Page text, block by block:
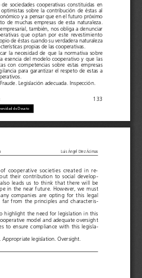
de  sociedades  cooperativas  constituidas  en
sobre  la  contribución  de  éstas  al
y a pensar que en el futuro próximo
de  muchas  empresas  de  esta  naturaleza.
también, nos obliga a denunciar
que  optan  por  este  revestimiento
de éstas cuando su verdadera naturaleza
propias de las cooperativas.
la  necesidad  de  que  la  normativa  sobre
esencia  del  modelo  cooperativo  y  que  las
con  competencias  sobre  estas  empresas
para garantizar el respeto de estas a
Legislación adecuada. Inspección.
de Deusto
133
Luis Ángel Díez Ácimas
cooperative  societies  created  in  re-
their  contribution  to  social  develop-
leads  us  to  think  that  there  will  be
in the near future. However, we must
companies  are  opting  for  this  legal
from  the  principles  and  characteris-
highlight the need for legislation in this
model and adequate oversight
to ensure compliance with this legisla-
Appropriate legislation. Oversight.